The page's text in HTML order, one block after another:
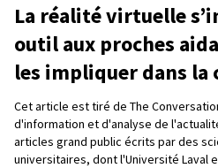
La réalité virtuelle
outil aux proches
les impliquer dans la
Cet article est tiré de The
d'information et d'analyse de
articles grand public écrits par des
universitaires, dont l'Université Laval